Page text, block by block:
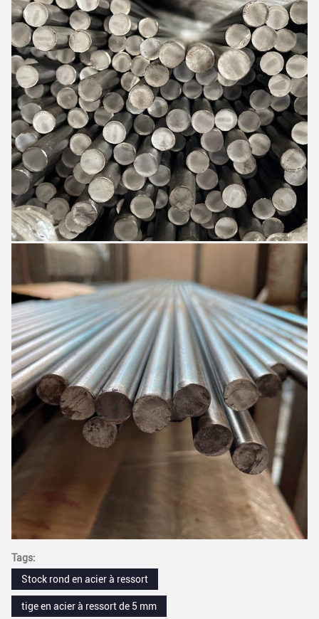
Tags:
Stock rond en acier à ressort
tige en acier à ressort de 5 mm